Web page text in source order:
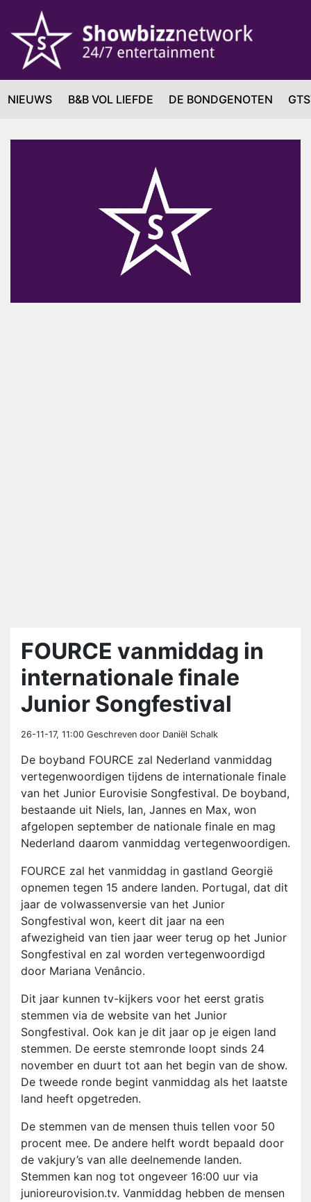
NIEUWS B&B VOL LIEFDE DE BONDGENOTEN
FOURCE vanmiddag in
internationale finale
Junior Songfestival
26-11-17, 11:00 Geschreven door Daniël Schalk
De boyband FOURCE zal Nederland vanmiddag
vertegenwoordigen tijdens de internationale finale
van het Junior Eurovisie Songfestival. De boyband,
bestaande uit Niels, Ian, Jannes en Max, won
afgelopen september de nationale finale en mag
Nederland daarom vanmiddag vertegenwoordigen.
FOURCE zal het vanmiddag in gastland Georgië
opnemen tegen 15 andere landen. Portugal, dat dit
jaar de volwassenversie van het Junior
Songfestival won, keert dit jaar na een
afwezigheid van tien jaar weer terug op het Junior
Songfestival en zal worden vertegenwoordigd
door Mariana Venâncio.
Dit jaar kunnen tv-kijkers voor het eerst gratis
stemmen via de website van het Junior
Songfestival. Ook kan je dit jaar op je eigen land
stemmen. De eerste stemronde loopt sinds 24
november en duurt tot aan het begin van de show.
De tweede ronde begint vanmiddag als het laatste
land heeft opgetreden.
De stemmen van de mensen thuis tellen voor 50
procent mee. De andere helft wordt bepaald door
de vakjury’s van alle deelnemende landen.
Stemmen kan nog tot ongeveer 16:00 uur via
junioreurovision.tv. Vanmiddag hebben de mensen